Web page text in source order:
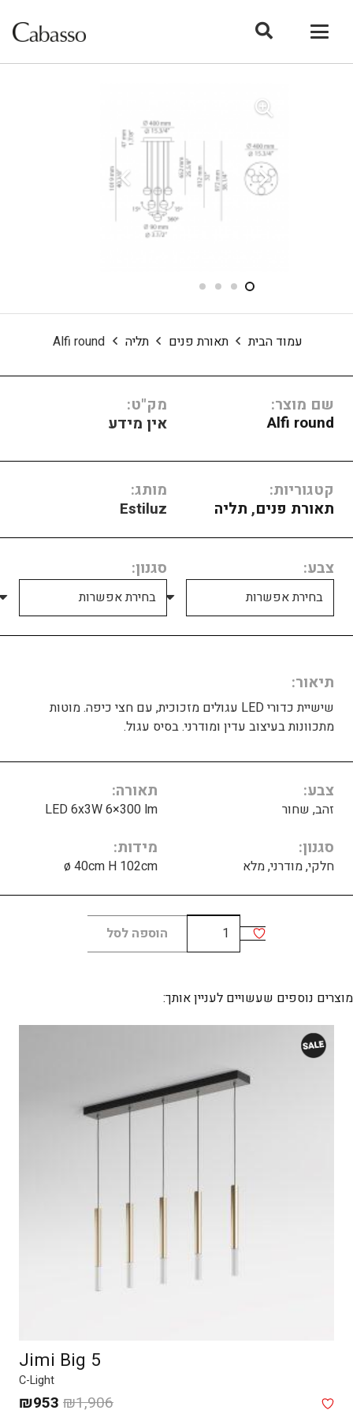
עמוד הבית תאורת פנים תליה Alfi round
שם מוצר:
Alfi round
מק"ט:
אין מידע
קטגוריות:
תאורת פנים, תליה
מותג:
Estiluz
צבע סגנון
תיאור
שישיית כדורי LED עגולים מזכוכית, עם חצי כיפה. מוטות
מתכוונות בעיצוב עדין ומודרני. בסיס עגול.
צבע
זהב, שחור
תאורה
LED 6x3W 6×300 lm
סגנון
חלקי, מודרני, מלא
מידות
ø 40cm H 102cm
כמות
של
round
הוספה לסל
מוצרים נוספים שעשויים לעניין אותך:
Jimi Big 5
C-Light
₪1,906
המחיר
₪953